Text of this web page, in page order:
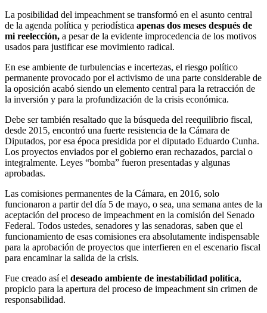
La posibilidad del impeachment se transformó en el asunto central
de la agenda política y periodística apenas dos meses después de
mi reelección, a pesar de la evidente improcedencia de los motivos
usados para justificar ese movimiento radical.
En ese ambiente de turbulencias e incertezas, el riesgo político
permanente provocado por el activismo de una parte considerable de
la oposición acabó siendo un elemento central para la retracción de
la inversión y para la profundización de la crisis económica.
Debe ser también resaltado que la búsqueda del reequilibrio fiscal,
desde 2015, encontró una fuerte resistencia de la Cámara de
Diputados, por esa época presidida por el diputado Eduardo Cunha.
Los proyectos enviados por el gobierno eran rechazados, parcial o
integralmente. Leyes “bomba” fueron presentadas y algunas
aprobadas.
Las comisiones permanentes de la Cámara, en 2016, solo
funcionaron a partir del día 5 de mayo, o sea, una semana antes de la
aceptación del proceso de impeachment en la comisión del Senado
Federal. Todos ustedes, senadores y las senadoras, saben que el
funcionamiento de esas comisiones era absolutamente indispensable
para la aprobación de proyectos que interfieren en el escenario fiscal
para encaminar la salida de la crisis.
Fue creado así el deseado ambiente de inestabilidad política,
propicio para la apertura del proceso de impeachment sin crimen de
responsabilidad.